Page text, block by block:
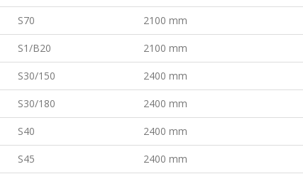
S70 2100 mm
S1/B20 2100 mm
S30/150 2400 mm
S30/180 2400 mm
S40 2400 mm
S45 2400 mm